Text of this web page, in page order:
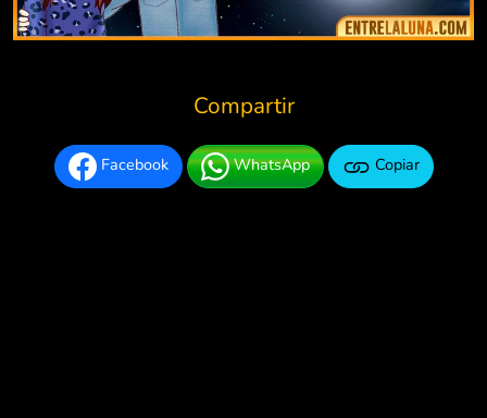
Compartir
Facebook WhatsApp Copiar